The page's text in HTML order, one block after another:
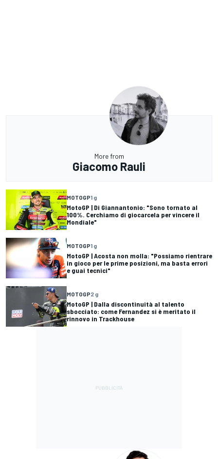
More from
Giacomo Rauli
MOTOGP1 g
MotoGP | Di Giannantonio: "Sono tornato al
100%. Cerchiamo di giocarcela per vincere il
Mondiale"
MOTOGP1 g
MotoGP | Acosta non molla: "Possiamo rientrare
in gioco per le prime posizioni, ma basta errori
e guai tecnici"
MOTOGP2 g
MotoGP | Dalla discontinuità al talento
sbocciato: come Fernandez si è meritato il
rinnovo in Trackhouse